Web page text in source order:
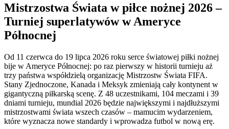
Mistrzostwa Świata w piłce nożnej 2026 –
Turniej superlatywów w Ameryce
Północnej
Od 11 czerwca do 19 lipca 2026 roku serce światowej piłki nożnej
bije w Ameryce Północnej: po raz pierwszy w historii turnieju aż
trzy państwa współdzielą organizację Mistrzostw Świata FIFA.
Stany Zjednoczone, Kanada i Meksyk zmieniają cały kontynent w
gigantyczną piłkarską scenę. Z 48 uczestnikami, 104 meczami i 39
dniami turnieju, mundial 2026 będzie największymi i najdłuższymi
mistrzostwami świata wszech czasów – mamucim wydarzeniem,
które wyznacza nowe standardy i wprowadza futbol w nową erę.